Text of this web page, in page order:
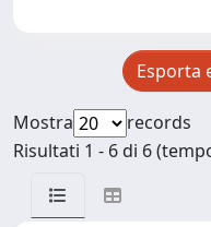
Esporta
Mostra
records
Risultati 1 - 6 di 6